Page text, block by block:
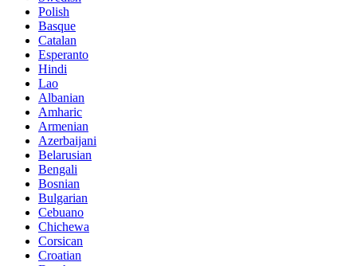
Polish
Basque
Catalan
Esperanto
Hindi
Lao
Albanian
Amharic
Armenian
Azerbaijani
Belarusian
Bengali
Bosnian
Bulgarian
Cebuano
Chichewa
Corsican
Croatian